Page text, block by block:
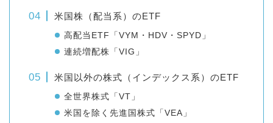
米国株（配当系）のETF
高配当ETF「VYM・HDV・SPYD」
連続増配株「VIG」
米国以外の株式（インデックス系）のETF
全世界株式「VT」
米国を除く先進国株式「VEA」